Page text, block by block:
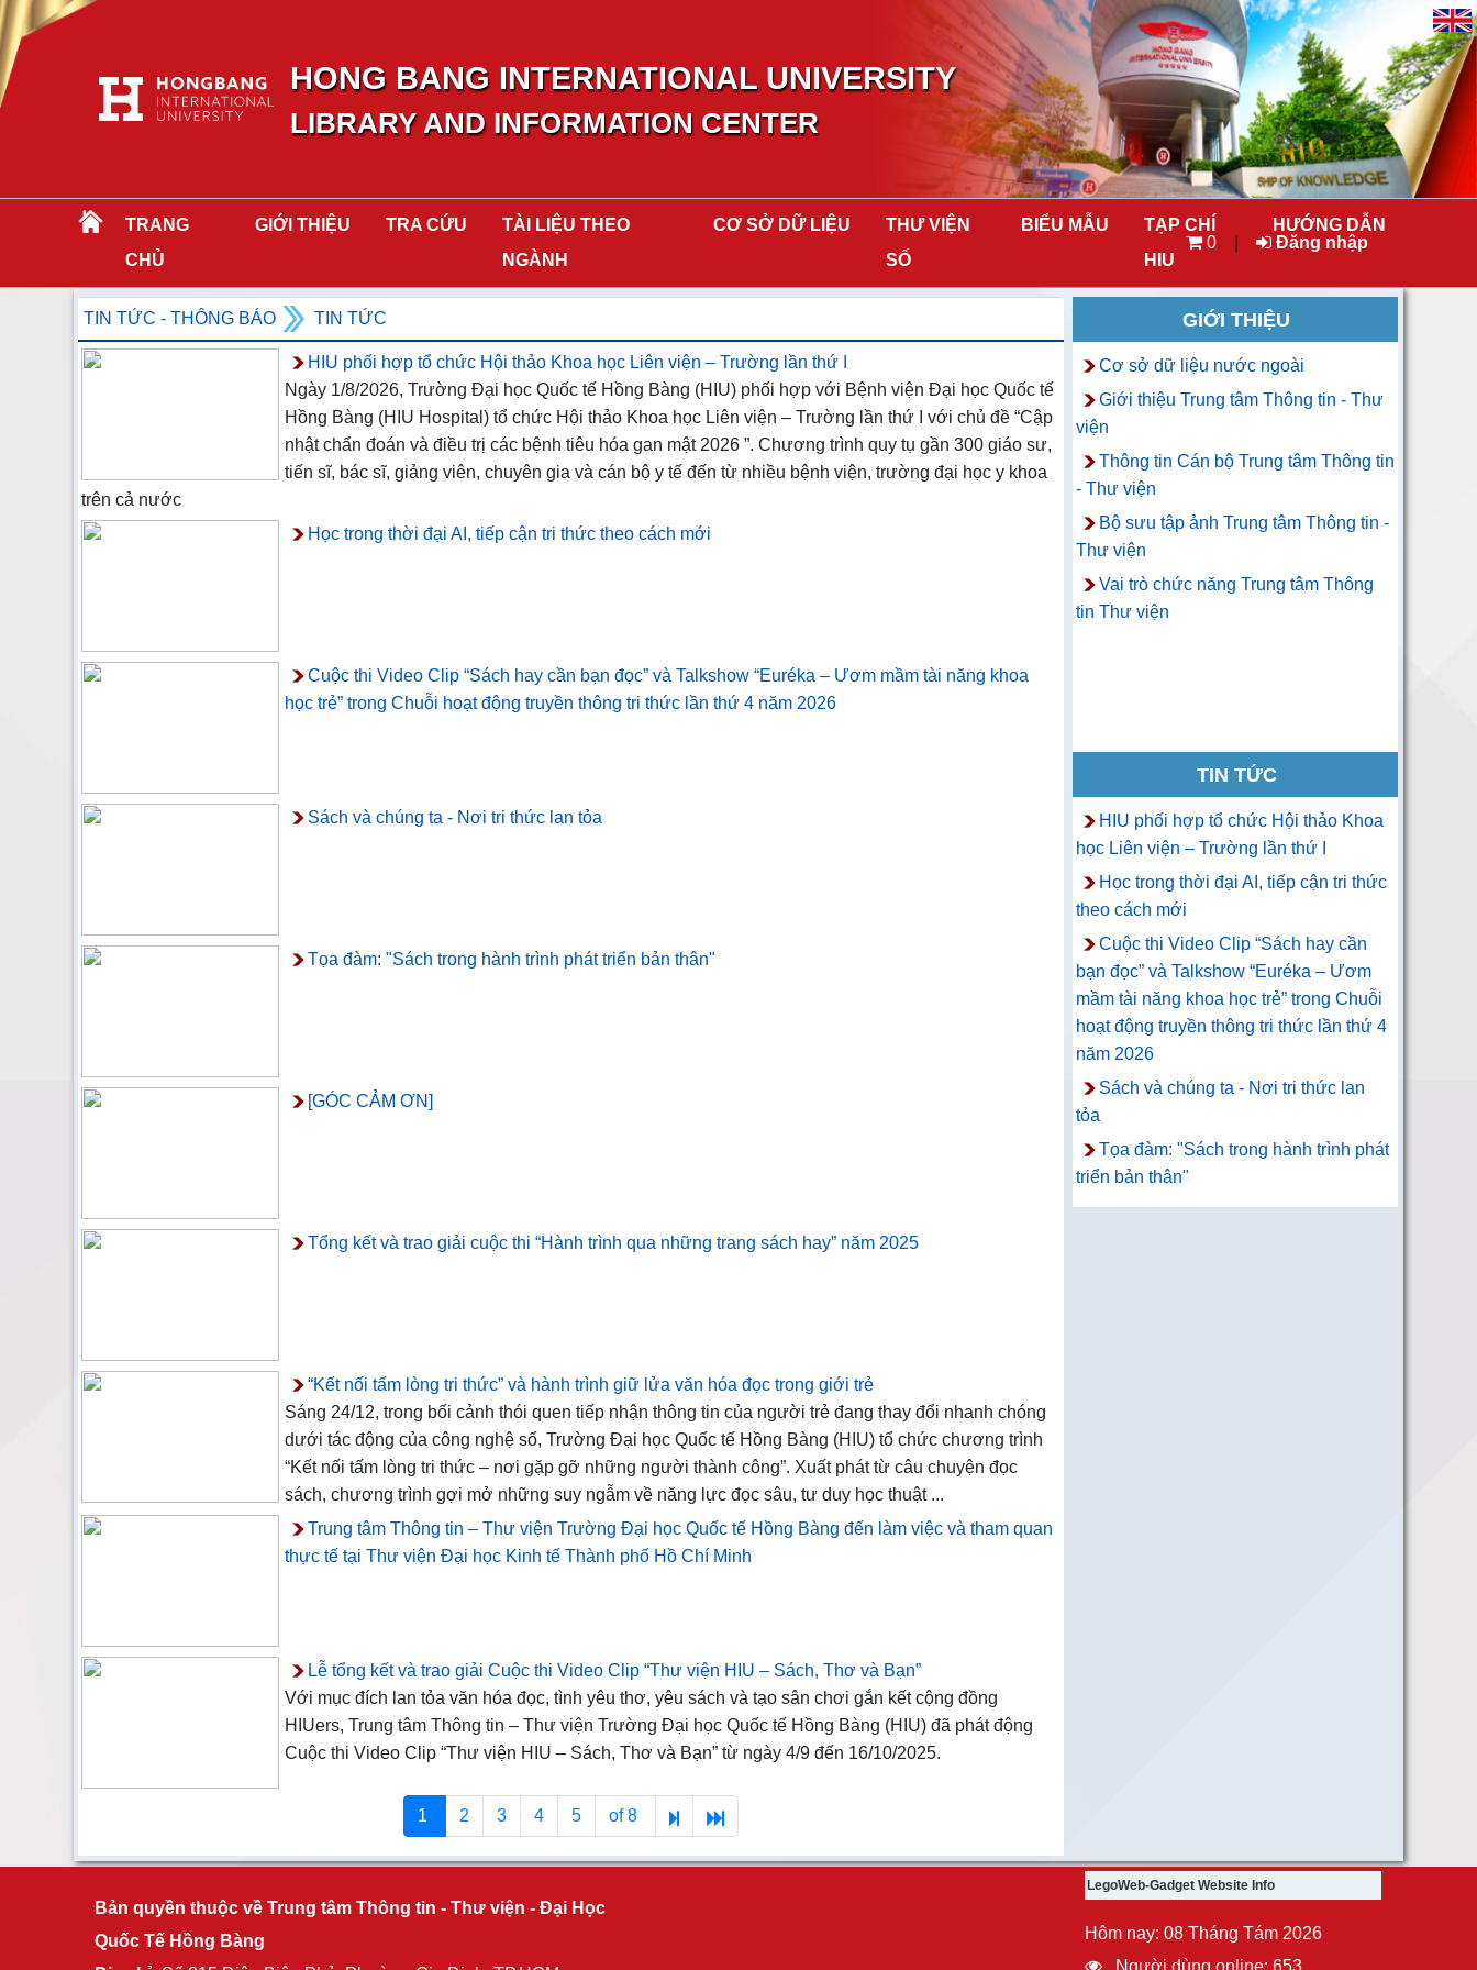
HONG BANG INTERNATIONAL UNIVERSITY
LIBRARY AND INFORMATION CENTER
TRANG
CHỦ
GIỚI THIỆU TRA CỨU
TÀI LIỆU THEO
NGÀNH
CƠ SỞ DỮ LIỆU
THƯ VIỆN
SỐ
BIỂU MẪU
TẠP CHÍ
HIU
HƯỚNG DẪN
0
Đăng nhập
TIN TỨC - THÔNG BÁO TIN TỨC
HIU phối hợp tổ chức Hội thảo Khoa học Liên viện – Trường lần thứ I
Ngày 1/8/2026, Trường Đại học Quốc tế Hồng Bàng (HIU) phối hợp với Bệnh viện Đại học Quốc tế
Hồng Bàng (HIU Hospital) tổ chức Hội thảo Khoa học Liên viện – Trường lần thứ I với chủ đề “Cập
nhật chẩn đoán và điều trị các bệnh tiêu hóa gan mật 2026 ”. Chương trình quy tụ gần 300 giáo sư,
tiến sĩ, bác sĩ, giảng viên, chuyên gia và cán bộ y tế đến từ nhiều bệnh viện, trường đại học y khoa
trên cả nước
Học trong thời đại AI, tiếp cận tri thức theo cách mới
Cuộc thi Video Clip “Sách hay cần bạn đọc” và Talkshow “Euréka – Ươm mầm tài năng khoa
học trẻ” trong Chuỗi hoạt động truyền thông tri thức lần thứ 4 năm 2026
Sách và chúng ta - Nơi tri thức lan tỏa
Tọa đàm: "Sách trong hành trình phát triển bản thân"
[GÓC CẢM ƠN]
Tổng kết và trao giải cuộc thi “Hành trình qua những trang sách hay” năm 2025
“Kết nối tấm lòng tri thức” và hành trình giữ lửa văn hóa đọc trong giới trẻ
Sáng 24/12, trong bối cảnh thói quen tiếp nhận thông tin của người trẻ đang thay đổi nhanh chóng
dưới tác động của công nghệ số, Trường Đại học Quốc tế Hồng Bàng (HIU) tổ chức chương trình
“Kết nối tấm lòng tri thức – nơi gặp gỡ những người thành công”. Xuất phát từ câu chuyện đọc
sách, chương trình gợi mở những suy ngẫm về năng lực đọc sâu, tư duy học thuật ...
Trung tâm Thông tin – Thư viện Trường Đại học Quốc tế Hồng Bàng đến làm việc và tham quan
thực tế tại Thư viện Đại học Kinh tế Thành phố Hồ Chí Minh
Lễ tổng kết và trao giải Cuộc thi Video Clip “Thư viện HIU – Sách, Thơ và Bạn”
Với mục đích lan tỏa văn hóa đọc, tình yêu thơ, yêu sách và tạo sân chơi gắn kết cộng đồng
HIUers, Trung tâm Thông tin – Thư viện Trường Đại học Quốc tế Hồng Bàng (HIU) đã phát động
Cuộc thi Video Clip “Thư viện HIU – Sách, Thơ và Bạn” từ ngày 4/9 đến 16/10/2025.
1 2 3 4 5 of 8
GIỚI THIỆU
Cơ sở dữ liệu nước ngoài
Giới thiệu Trung tâm Thông tin - Thư
viện
Thông tin Cán bộ Trung tâm Thông tin
- Thư viện
Bộ sưu tập ảnh Trung tâm Thông tin -
Thư viện
Vai trò chức năng Trung tâm Thông
tin Thư viện
TIN TỨC
HIU phối hợp tổ chức Hội thảo Khoa
học Liên viện – Trường lần thứ I
Học trong thời đại AI, tiếp cận tri thức
theo cách mới
Cuộc thi Video Clip “Sách hay cần
bạn đọc” và Talkshow “Euréka – Ươm
mầm tài năng khoa học trẻ” trong Chuỗi
hoạt động truyền thông tri thức lần thứ 4
năm 2026
Sách và chúng ta - Nơi tri thức lan
tỏa
Tọa đàm: "Sách trong hành trình phát
triển bản thân"
Bản quyền thuộc về Trung tâm Thông tin - Thư viện - Đại Học
Quốc Tế Hồng Bàng
LegoWeb-Gadget Website Info
Hôm nay: 08 Tháng Tám 2026
Người dùng online: 653